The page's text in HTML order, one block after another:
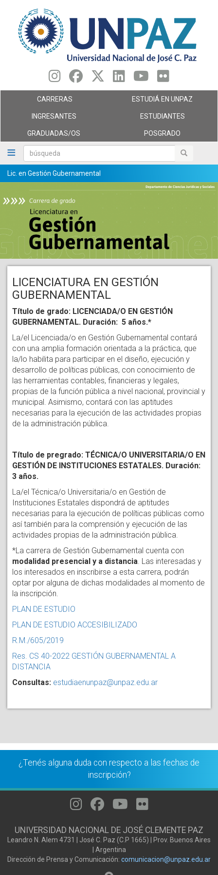
contenido
principal
búsqueda búsqueda
CARRERAS ESTUDIÁ EN UNPAZ
INGRESANTES ESTUDIANTES
GRADUADAS/OS POSGRADO
Lic. en Gestión Gubernamental
LICENCIATURA EN GESTIÓN
GUBERNAMENTAL
Título de grado: LICENCIADA/O EN GESTIÓN
GUBERNAMENTAL. Duración: 5 años.*
La/el Licenciada/o en Gestión Gubernamental contará
con una amplia formación orientada a la práctica, que
la/lo habilita para participar en el diseño, ejecución y
desarrollo de políticas públicas, con conocimiento de
las herramientas contables, financieras y legales,
propias de la función pública a nivel nacional, provincial y
municipal. Asimismo, contará con las aptitudes
necesarias para la ejecución de las actividades propias
de la administración pública.
Título de pregrado: TÉCNICA/O UNIVERSITARIA/O EN
GESTIÓN DE INSTITUCIONES ESTATALES. Duración:
3 años.
La/el Técnica/o Universitaria/o en Gestión de
Instituciones Estatales dispondrá de aptitudes
necesarias para la ejecución de políticas públicas como
así también para la comprensión y ejecución de las
actividades propias de la administración pública.
*La carrera de Gestión Gubernamental cuenta con
modalidad presencial y a distancia . Las interesadas y
los interesados en inscribirse a esta carrera, podrán
optar por alguna de dichas modalidades al momento de
la inscripción.
PLAN DE ESTUDIO
PLAN DE ESTUDIO ACCESIBILIZADO
R.M./605/2019
Res. CS 40-2022 GESTIÓN GUBERNAMENTAL A
DISTANCIA
Consultas: estudiaenunpaz@unpaz.edu.ar
¿Tenés alguna duda con respecto a las fechas de
inscripción?
UNIVERSIDAD NACIONAL DE JOSÉ CLEMENTE PAZ
Leandro N. Alem 4731 | José C. Paz (C.P 1665) | Prov. Buenos Aires
| Argentina
Dirección de Prensa y Comunicación: comunicacion@unpaz.edu.ar